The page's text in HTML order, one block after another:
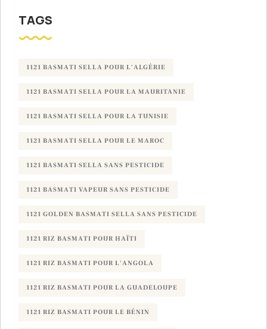
TAGS
1121 BASMATI SELLA POUR L'ALGÉRIE
1121 BASMATI SELLA POUR LA MAURITANIE
1121 BASMATI SELLA POUR LA TUNISIE
1121 BASMATI SELLA POUR LE MAROC
1121 BASMATI SELLA SANS PESTICIDE
1121 BASMATI VAPEUR SANS PESTICIDE
1121 GOLDEN BASMATI SELLA SANS PESTICIDE
1121 RIZ BASMATI POUR HAÏTI
1121 RIZ BASMATI POUR L'ANGOLA
1121 RIZ BASMATI POUR LA GUADELOUPE
1121 RIZ BASMATI POUR LE BÉNIN